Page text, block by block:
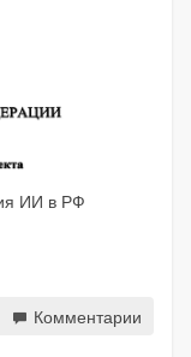
ИИ в РФ
Комментарии